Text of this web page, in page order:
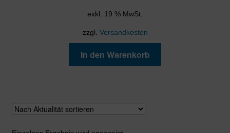
exkl. 19 % MwSt.
zzgl. Versandkosten
In den Warenkorb